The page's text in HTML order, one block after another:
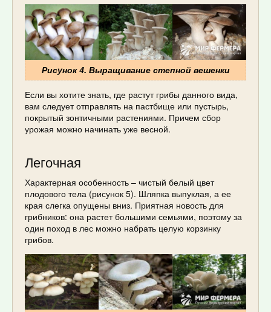
Рисунок 4. Выращивание степной вешенки
Если вы хотите знать, где растут грибы данного вида,
вам следует отправлять на пастбище или пустырь,
покрытый зонтичными растениями. Причем сбор
урожая можно начинать уже весной.
Легочная
Характерная особенность – чистый белый цвет
плодового тела (рисунок 5). Шляпка выпуклая, а ее
края слегка опущены вниз. Приятная новость для
грибников: она растет большими семьями, поэтому за
один поход в лес можно набрать целую корзинку
грибов.